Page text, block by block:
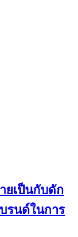
ยเป็นกับดัก
รนด์ในการ